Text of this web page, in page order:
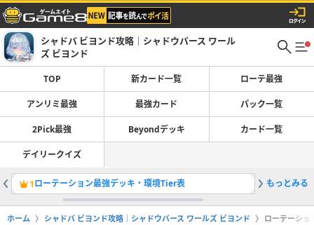
シャドバ ビヨンド攻略｜シャドウバース ワール
ズ ビヨンド
TOP 新カード一覧 ローテ最強
アンリミ最強 最強カード パック一覧
2Pick最強 Beyondデッキ カード一覧
デイリークイズ
1ローテーション最強デッキ・環境Tier表 2
もっとみる
ホーム シャドバ ビヨンド攻略｜シャドウバース ワールズ ビヨンド ローテーショ